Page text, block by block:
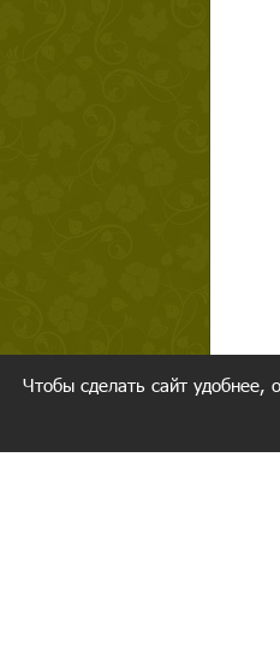
Чтобы сделать сайт удобнее,